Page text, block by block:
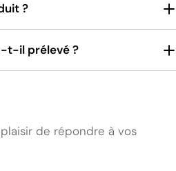
?
t-il prélevé ?
de répondre à vos